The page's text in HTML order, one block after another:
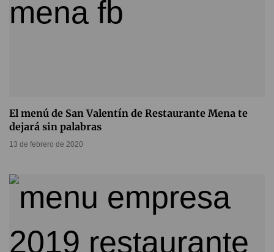
El menú de San Valentín de Restaurante Mena te
dejará sin palabras
13 de febrero de 2020